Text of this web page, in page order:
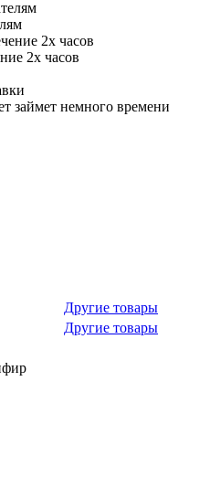
2х часов
займет немного времени
Другие товары
Другие товары